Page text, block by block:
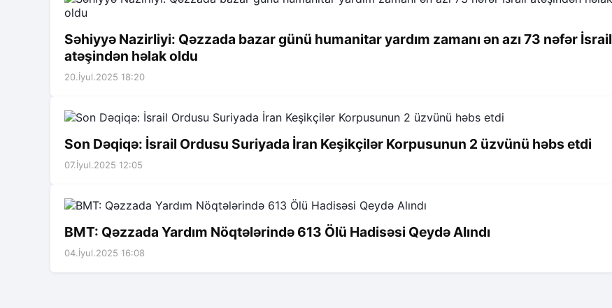
Səhiyyə Nazirliyi: Qəzzada bazar günü humanitar yardım zamanı ən azı 73 nəfər İsrail
atəşindən həlak oldu
20.İyul.2025 18:20
Son Dəqiqə: İsrail Ordusu Suriyada İran Keşikçilər Korpusunun 2 üzvünü həbs etdi
07.İyul.2025 12:05
BMT: Qəzzada Yardım Nöqtələrində 613 Ölü Hadisəsi Qeydə Alındı
04.İyul.2025 16:08